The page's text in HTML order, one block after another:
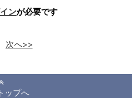
ンが必要です
次へ>>
ップへ